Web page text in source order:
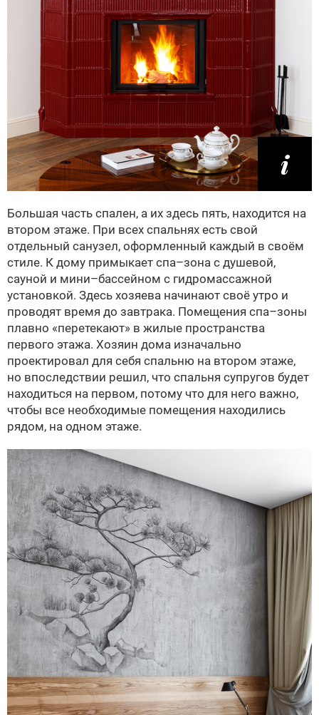
Большая часть спален, а их здесь пять, находится на
втором этаже. При всех спальнях есть свой
отдельный санузел, оформленный каждый в своём
стиле. К дому примыкает спа–зона с душевой,
сауной и мини–бассейном с гидромассажной
установкой. Здесь хозяева начинают своё утро и
проводят время до завтрака. Помещения спа–зоны
плавно «перетекают» в жилые пространства
первого этажа. Хозяин дома изначально
проектировал для себя спальню на втором этаже,
но впоследствии решил, что спальня супругов будет
находиться на первом, потому что для него важно,
чтобы все необходимые помещения находились
рядом, на одном этаже.